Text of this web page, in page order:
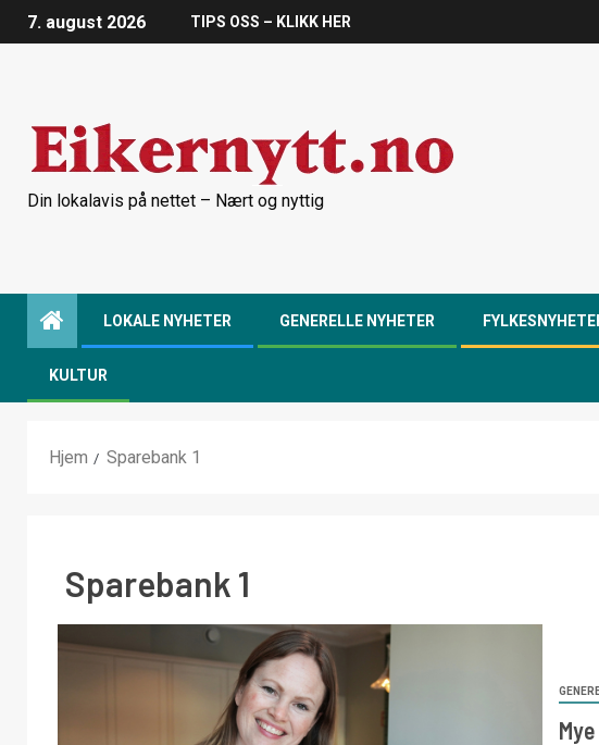
7. august 2026 TIPS OSS – KLIKK HER
Din lokalavis på nettet – Nært og nyttig
LOKALE NYHETER GENERELLE NYHETER
KULTUR
Hjem Sparebank 1
Sparebank 1